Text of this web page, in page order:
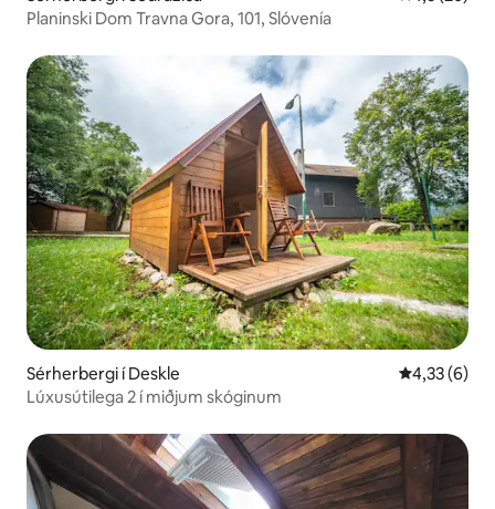
Planinski Dom Travna Gora, 101, Slóvenía
Sérherbergi í Deskle 4,33 af 5 í
4,33 (6)
Lúxusútilega 2 í miðjum skóginum